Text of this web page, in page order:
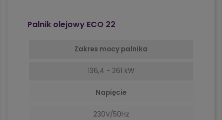
Palnik olejowy ECO 22
Zakres mocy palnika
136,4 - 261 kW
Napięcie
230V/50Hz